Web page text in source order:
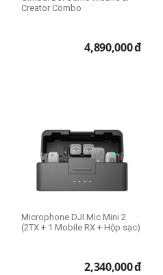
Creator Combo
4,890,000đ
Microphone DJI Mic Mini 2
(2TX + 1 Mobile RX + Hộp sạc)
2,340,000đ